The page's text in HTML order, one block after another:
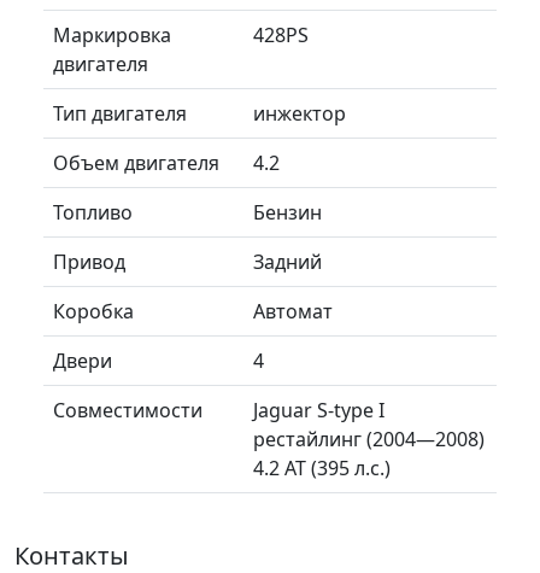
Маркировка
двигателя
428PS
Тип двигателя
инжектор
Объем двигателя
4.2
Топливо
Бензин
Привод
Задний
Коробка
Автомат
Двери
4
Совместимости
Jaguar S-type I
рестайлинг (2004—2008)
4.2 AT (395 л.с.)
Контакты